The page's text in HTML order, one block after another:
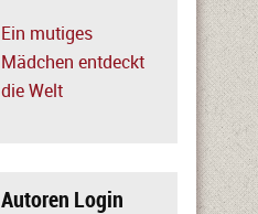
Ein mutiges
Mädchen entdeckt
die Welt
Autoren Login